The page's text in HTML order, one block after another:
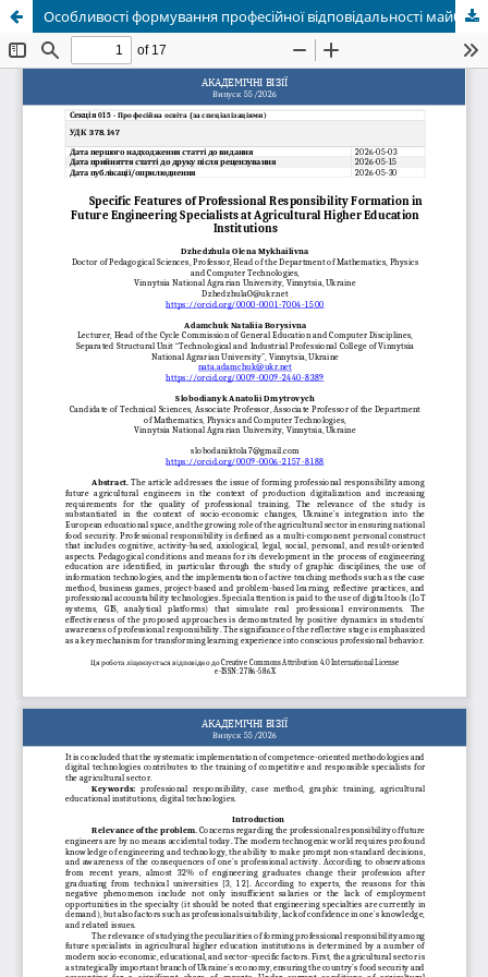
Особливості формування професійної відповідальності майбутніх фахівців-інженерів у вищих навчальних закладах сільськогосподарського профілю